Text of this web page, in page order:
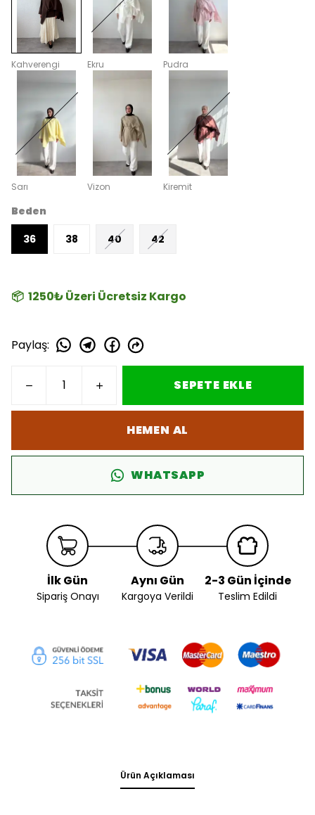
Kahverengi Ekru Pudra
Sarı Vizon Kiremit
Beden
36
38 40 42
📦 1250₺ Üzeri Ücretsiz Kargo
Paylaş:
SEPETE EKLE
HEMEN AL
WHATSAPP
İlk Gün
Sipariş Onayı
Aynı Gün
Kargoya Verildi
2-3 Gün İçinde
Teslim Edildi
Ürün Açıklaması